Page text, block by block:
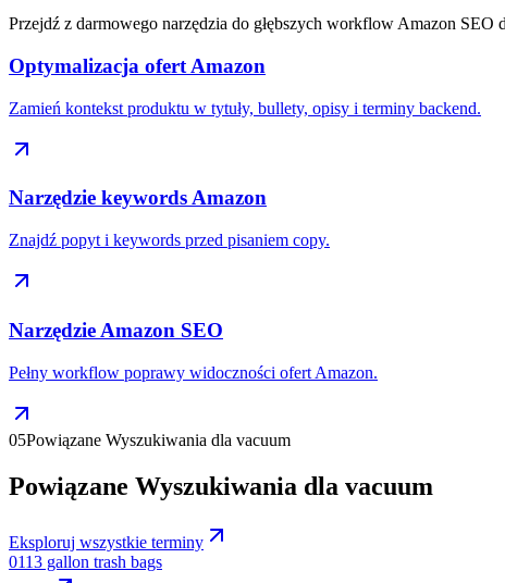
Przejdź z darmowego narzędzia do głębszych workflow Amazon SEO
Optymalizacja ofert Amazon
Zamień kontekst produktu w tytuły, bullety, opisy i terminy backend.
Narzędzie keywords Amazon
Znajdź popyt i keywords przed pisaniem copy.
Narzędzie Amazon SEO
Pełny workflow poprawy widoczności ofert Amazon.
05Powiązane Wyszukiwania dla vacuum
Powiązane Wyszukiwania dla vacuum
Eksploruj wszystkie terminy
0113 gallon trash bags